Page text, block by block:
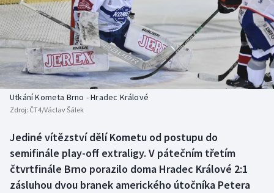
Americký fotbal
Baseball a softbal
Basketbal
Biatlon
Box
Curling
NEPŘEHLÉDNĚTE
Soutěže
Historické návraty
Aplikace ČT sport
Utkání Kometa Brno - Hradec Králové
Zdroj: ČT4/Václav Šálek
Jediné vítězství dělí Kometu od postupu do
semifinále play-off extraligy. V pátečním třetím
čtvrtfinále Brno porazilo doma Hradec Králové 2:1
zásluhou dvou branek amerického útočníka Petera